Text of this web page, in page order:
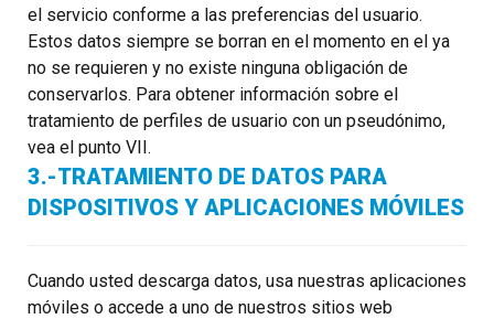
el servicio conforme a las preferencias del usuario.
Estos datos siempre se borran en el momento en el ya
no se requieren y no existe ninguna obligación de
conservarlos. Para obtener información sobre el
tratamiento de perfiles de usuario con un pseudónimo,
vea el punto VII.
3.-TRATAMIENTO DE DATOS PARA
DISPOSITIVOS Y APLICACIONES MÓVILES
Cuando usted descarga datos, usa nuestras aplicaciones
móviles o accede a uno de nuestros sitios web